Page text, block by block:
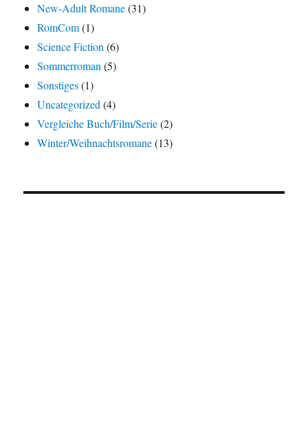
New-Adult Romane(31)
RomCom(1)
Science Fiction (6)
Sommerroman (5)
Sonstiges(1)
Uncategorized (4)
Vergleiche Buch/Film/Serie(2)
Winter/Weihnachtsromane(13)